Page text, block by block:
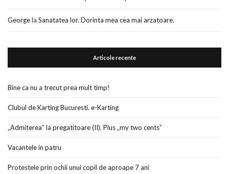
Georgela Sanatatea lor. Dorinta mea cea mai arzatoare.
Articole recente
Bine ca nu a trecut prea mult timp!
Clubul de Karting Bucuresti. e-Karting
„Admiterea” la pregatitoare (II). Plus „my two cents”
Vacantele in patru
Protestele prin ochii unui copil de aproape 7 ani